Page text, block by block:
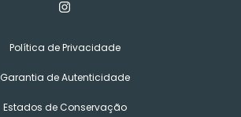
Política de Privacidade
Garantia de Autenticidade
Estados de Conservação